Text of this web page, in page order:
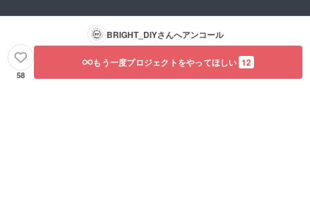
BRIGHT_DIYさんへアンコール
58
もう一度プロジェクトをやってほしい 12